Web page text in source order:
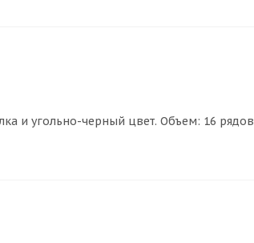
и угольно-черный цвет. Объем: 16